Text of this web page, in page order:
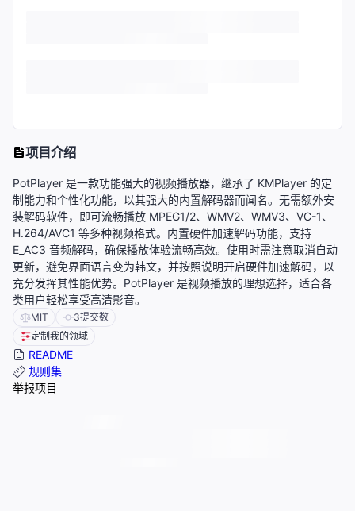
项目介绍
PotPlayer 是一款功能强大的视频播放器，继承了 KMPlayer 的定
制能力和个性化功能，以其强大的内置解码器而闻名。无需额外安
装解码软件，即可流畅播放 MPEG1/2、WMV2、WMV3、VC-1、
H.264/AVC1 等多种视频格式。内置硬件加速解码功能，支持
E_AC3 音频解码，确保播放体验流畅高效。使用时需注意取消自动
更新，避免界面语言变为韩文，并按照说明开启硬件加速解码，以
充分发挥其性能优势。PotPlayer 是视频播放的理想选择，适合各
类用户轻松享受高清影音。
MIT 3提交数
定制我的领域
README
规则集
举报项目